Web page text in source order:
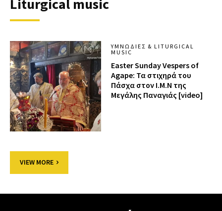
Liturgical music
ΥΜΝΩΔΊΕΣ & LITURGICAL
MUSIC
Easter Sunday Vespers of
Agape: Τα στιχηρά του
Πάσχα στον Ι.Μ.Ν της
Μεγάλης Παναγιάς [video]
VIEW MORE